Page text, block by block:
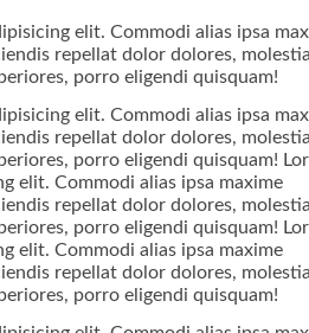
elit. Commodi alias ipsa
repellat dolor dolores,
porro eligendi quisquam!
elit. Commodi alias ipsa
repellat dolor dolores,
porro eligendi quisquam!
elit. Commodi alias ipsa maxime
repellat dolor dolores,
porro eligendi quisquam!
elit. Commodi alias ipsa maxime
repellat dolor dolores,
porro eligendi quisquam!